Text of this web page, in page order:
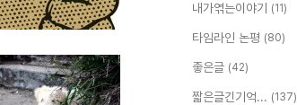
내가엮는이야기 (11)
타임라인 논평 (80)
좋은글 (42)
짧은글긴기억... (137)